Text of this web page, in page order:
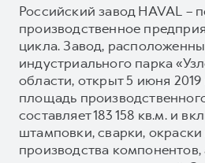
Российский завод HAVAL –
производственное
цикла. Завод,
индустриального парка
области, открыт 5 июня
площадь
составляет 183 158 кв.м. и
штамповки, сварки,
производства компонентов,